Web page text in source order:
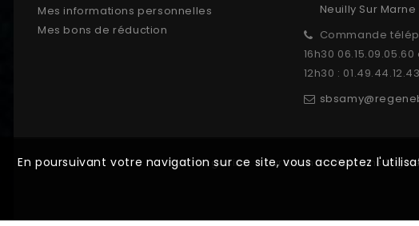
Mes informations personnelles
Mes bons de réduction
Neuilly Sur Marne
Commande
16h30
12h30 :
Nos magasins Livraison Mentions
En poursuivant votre navigation sur ce site, vous acceptez